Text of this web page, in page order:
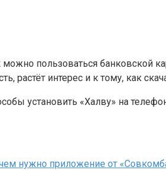
пользоваться банковской
растёт интерес и к тому, как
установить «Халву» на
нужно приложение от